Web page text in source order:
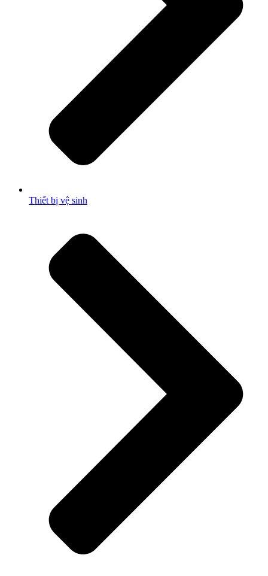
Thiết bị vệ sinh